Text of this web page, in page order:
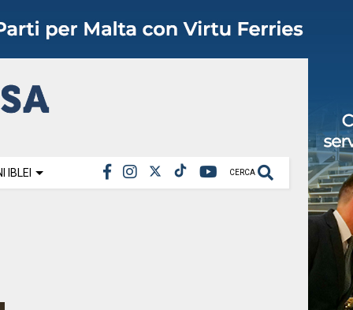
CERCA
IBLEI